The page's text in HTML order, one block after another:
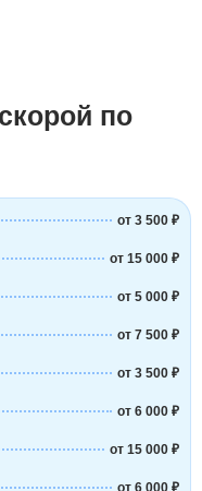
по
от 3 500 ₽
от 15 000 ₽
от 5 000 ₽
от 7 500 ₽
от 3 500 ₽
от 6 000 ₽
от 15 000 ₽
от 6 000 ₽